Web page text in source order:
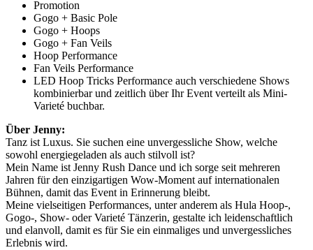
Promotion
Gogo + Basic Pole
Gogo + Hoops
Gogo + Fan Veils
Hoop Performance
Fan Veils Performance
LED Hoop Tricks Performance auch verschiedene Shows
kombinierbar und zeitlich über Ihr Event verteilt als Mini-
Varieté buchbar.
Über Jenny:
Tanz ist Luxus. Sie suchen eine unvergessliche Show, welche
sowohl energiegeladen als auch stilvoll ist?
Mein Name ist Jenny Rush Dance und ich sorge seit mehreren
Jahren für den einzigartigen Wow-Moment auf internationalen
Bühnen, damit das Event in Erinnerung bleibt.
Meine vielseitigen Performances, unter anderem als Hula Hoop-,
Gogo-, Show- oder Varieté Tänzerin, gestalte ich leidenschaftlich
und elanvoll, damit es für Sie ein einmaliges und unvergessliches
Erlebnis wird.